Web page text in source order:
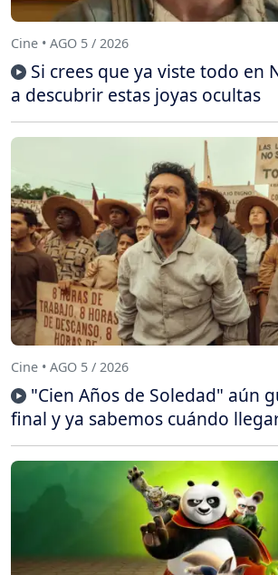
Cine • AGO 5 / 2026
Si crees que ya viste todo en
a descubrir estas joyas ocultas
Cine • AGO 5 / 2026
"Cien Años de Soledad" aún
final y ya sabemos cuándo